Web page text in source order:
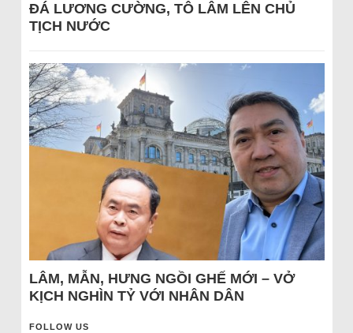
ĐÁ LƯƠNG CƯỜNG, TÔ LÂM LÊN CHỦ
TỊCH NƯỚC
LÂM, MẪN, HƯNG NGỒI GHẾ MỚI – VỞ
KỊCH NGHÌN TỶ VỚI NHÂN DÂN
FOLLOW US